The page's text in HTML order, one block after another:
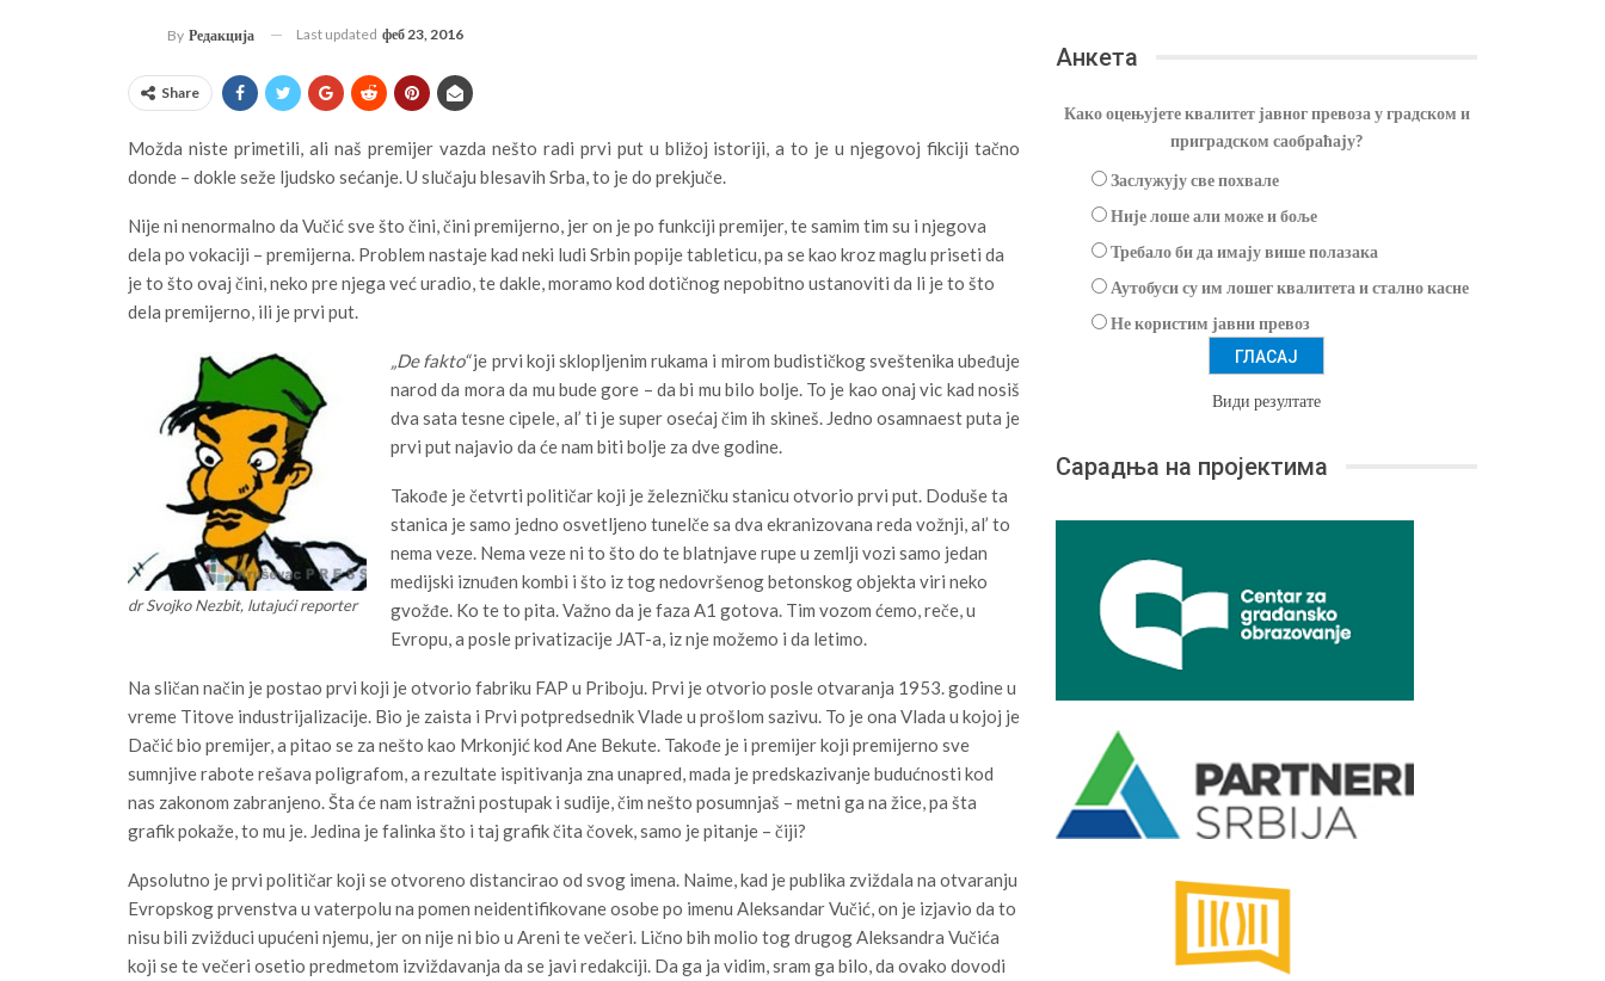
By Редакција Last updated феб 23, 2016
Share
Možda niste primetili, ali naš premijer vazda nešto radi prvi put u bližoj istoriji, a to je u njegovoj fikciji tačno
donde – dokle seže ljudsko sećanje. U slučaju blesavih Srba, to je do prekjuče.
Nije ni nenormalno da Vučić sve što čini, čini premijerno, jer on je po funkciji premijer, te samim tim su i njegova
dela po vokaciji – premijerna. Problem nastaje kad neki ludi Srbin popije tableticu, pa se kao kroz maglu priseti da
je to što ovaj čini, neko pre njega već uradio, te dakle, moramo kod dotičnog nepobitno ustanoviti da li je to što
dela premijerno, ili je prvi put.
dr Svojko Nezbit, lutajući reporter
„De fakto“je prvi koji sklopljenim rukama i mirom budističkog sveštenika ubeđuje
narod da mora da mu bude gore – da bi mu bilo bolje. To je kao onaj vic kad nosiš
dva sata tesne cipele, al’ ti je super osećaj čim ih skineš. Jedno osamnaest puta je
prvi put najavio da će nam biti bolje za dve godine.
Takođe je četvrti političar koji je železničku stanicu otvorio prvi put. Doduše ta
stanica je samo jedno osvetljeno tunelče sa dva ekranizovana reda vožnji, al’ to
nema veze. Nema veze ni to što do te blatnjave rupe u zemlji vozi samo jedan
medijski iznuđen kombi i što iz tog nedovršenog betonskog objekta viri neko
gvožđe. Ko te to pita. Važno da je faza A1 gotova. Tim vozom ćemo, reče, u
Evropu, a posle privatizacije JAT-a, iz nje možemo i da letimo.
Na sličan način je postao prvi koji je otvorio fabriku FAP u Priboju. Prvi je otvorio posle otvaranja 1953. godine u
vreme Titove industrijalizacije. Bio je zaista i Prvi potpredsednik Vlade u prošlom sazivu. To je ona Vlada u kojoj je
Dačić bio premijer, a pitao se za nešto kao Mrkonjić kod Ane Bekute. Takođe je i premijer koji premijerno sve
sumnjive rabote rešava poligrafom, a rezultate ispitivanja zna unapred, mada je predskazivanje budućnosti kod
nas zakonom zabranjeno. Šta će nam istražni postupak i sudije, čim nešto posumnjaš – metni ga na žice, pa šta
grafik pokaže, to mu je. Jedina je falinka što i taj grafik čita čovek, samo je pitanje – čiji?
Apsolutno je prvi političar koji se otvoreno distancirao od svog imena. Naime, kad je publika zviždala na otvaranju
Evropskog prvenstva u vaterpolu na pomen neidentifikovane osobe po imenu Aleksandar Vučić, on je izjavio da to
nisu bili zvižduci upućeni njemu, jer on nije ni bio u Areni te večeri. Lično bih molio tog drugog Aleksandra Vučića
koji se te večeri osetio predmetom izviždavanja da se javi redakciji. Da ga ja vidim, sram ga bilo, da ovako dovodi
Анкета
Како оцењујете квалитет јавног превоза у градском и
приградском саобраћају?
Заслужују све похвале
Није лоше али може и боље
Требало би да имају више полазака
Аутобуси су им лошег квалитета и стално касне
Не користим јавни превоз
Види резултате
Сарадња на пројектима